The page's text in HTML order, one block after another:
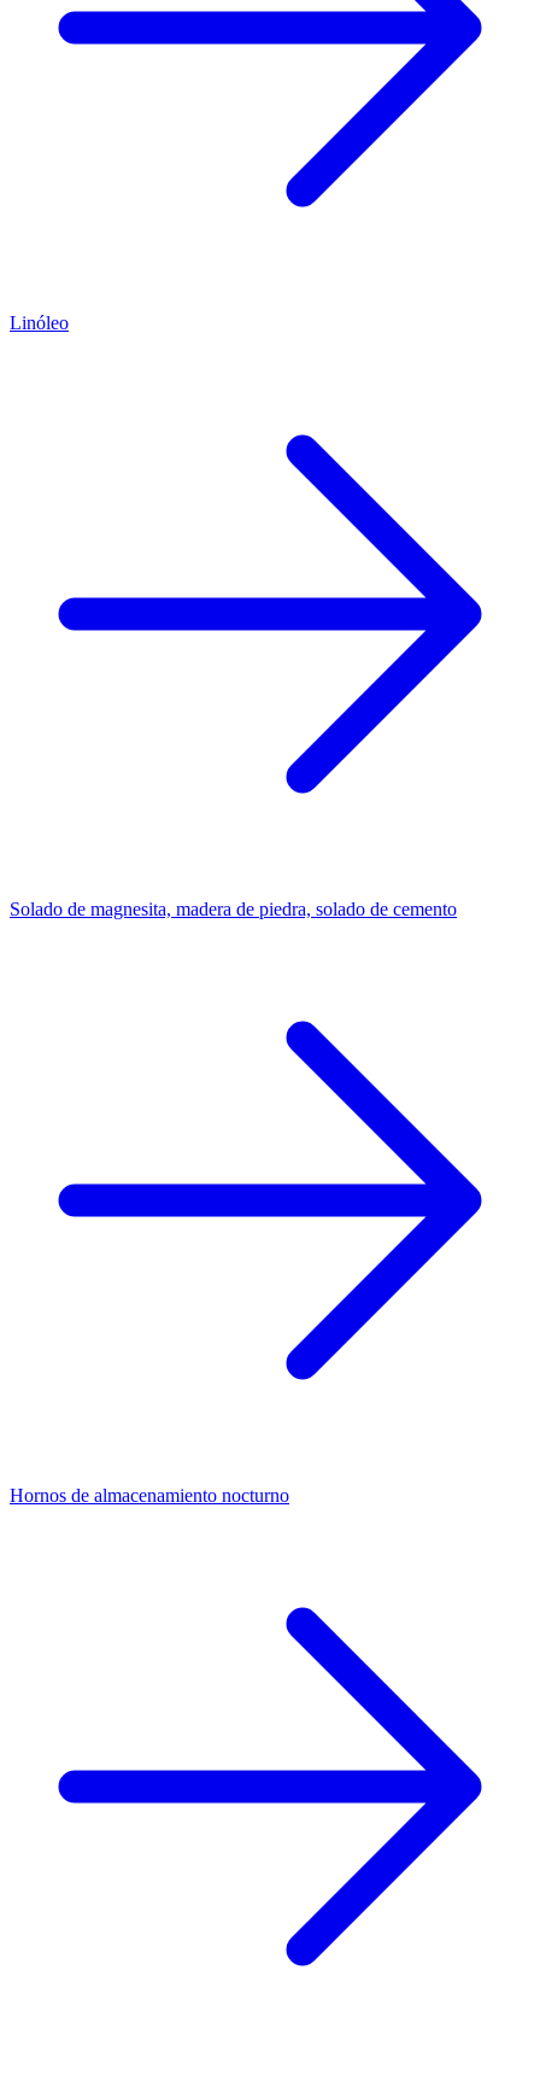
Linóleo
Solado de magnesita, madera de piedra, solado de cemento
Hornos de almacenamiento nocturno